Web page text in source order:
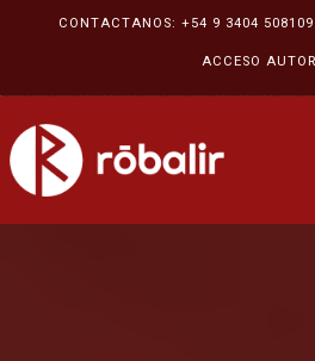
CONTACTANOS: +54 9 3404 508109
ACCESO
Robalir